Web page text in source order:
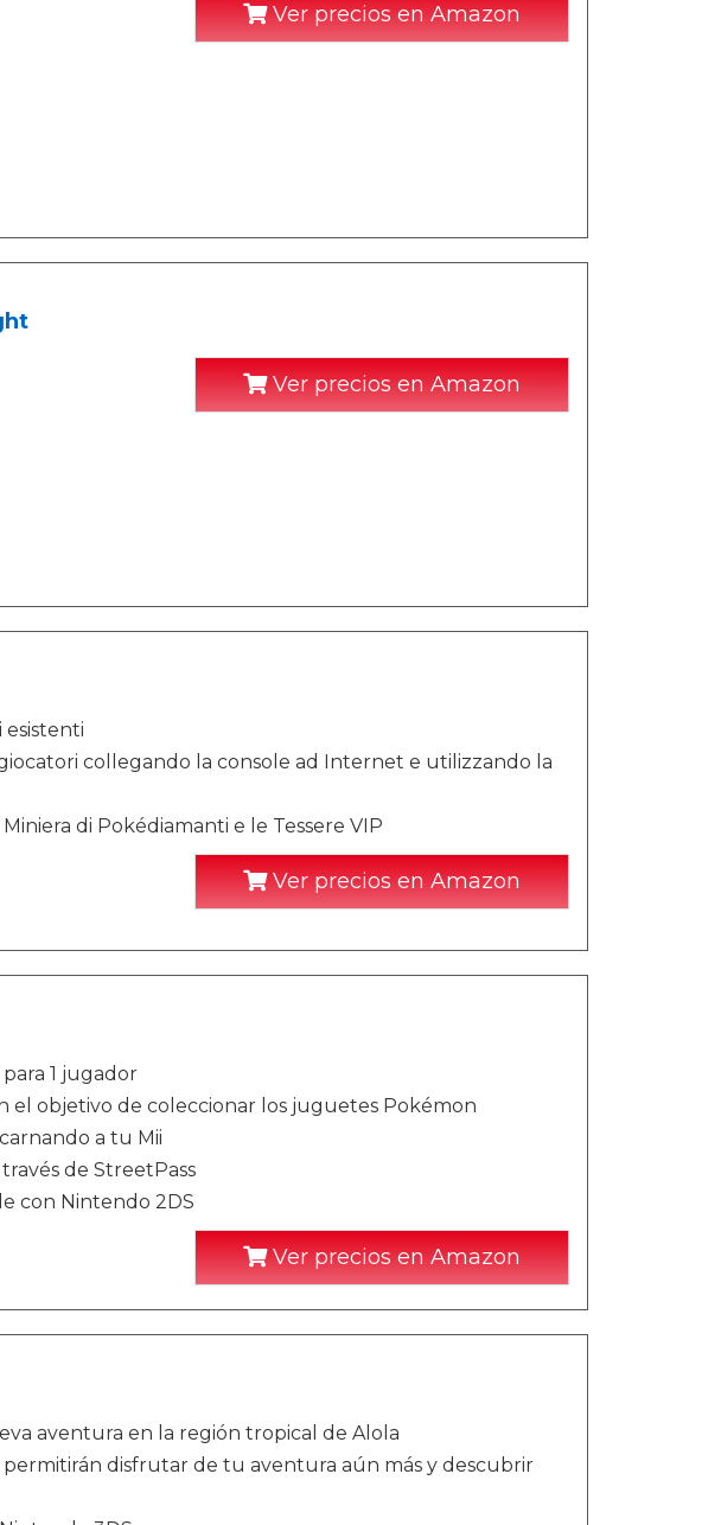
Ver precios en Amazon
Ver precios en Amazon
collegando la console ad Internet e utilizzando la
di Pokédiamanti e le Tessere VIP
Ver precios en Amazon
1 jugador
el objetivo de coleccionar los juguetes Pokémon
a tu Mii
de StreetPass
con Nintendo 2DS
Ver precios en Amazon
aventura en la región tropical de Alola
disfrutar de tu aventura aún más y descubrir